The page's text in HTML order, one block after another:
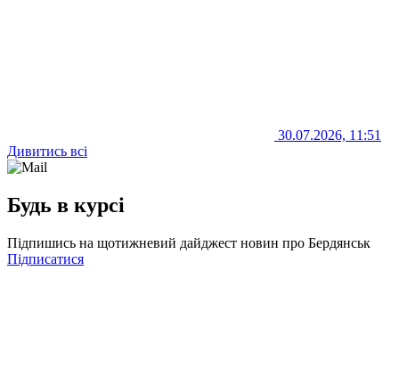
30.07.2026, 11:51
Дивитись всі
Будь в курсі
Підпишись на щотижневий дайджест новин про Бердянськ
Підписатися